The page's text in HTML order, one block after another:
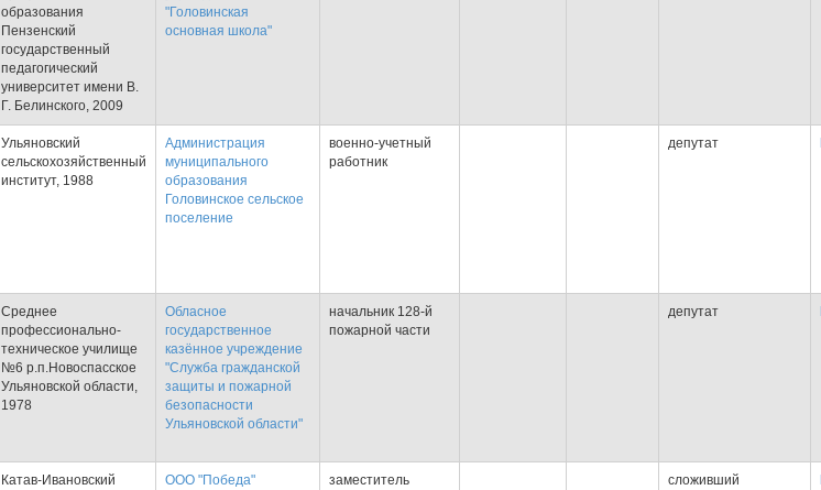
образования
Пензенский
государственный
педагогический
университет имени В.
Г. Белинского, 2009
"Головинская
основная школа"
Ульяновский
сельскохозяйственный
институт, 1988
Администрация
муниципального
образования
Головинское сельское
поселение
военно-учетный
работник
депутат
Среднее
профессионально-
техническое училище
№6 р.п.Новоспасское
Ульяновской области,
1978
Обласное
государственное
казённое учреждение
"Служба гражданской
защиты и пожарной
безопасности
Ульяновской области"
начальник 128-й
пожарной части
депутат
Катав-Ивановский
ООО "Победа"
заместитель
сложивший